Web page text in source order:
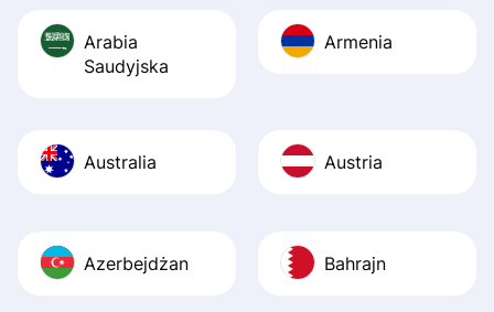
Arabia
Saudyjska
Armenia
Australia Austria
Azerbejdżan Bahrajn